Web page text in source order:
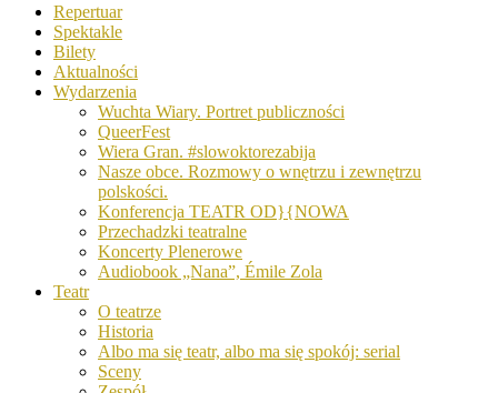
Repertuar
Spektakle
Bilety
Aktualności
Wydarzenia
Wuchta Wiary. Portret publiczności
QueerFest
Wiera Gran. #slowoktorezabija
Nasze obce. Rozmowy o wnętrzu i zewnętrzu
polskości.
Konferencja TEATR OD}{NOWA
Przechadzki teatralne
Koncerty Plenerowe
Audiobook „Nana”, Émile Zola
Teatr
O teatrze
Historia
Albo ma się teatr, albo ma się spokój: serial
Sceny